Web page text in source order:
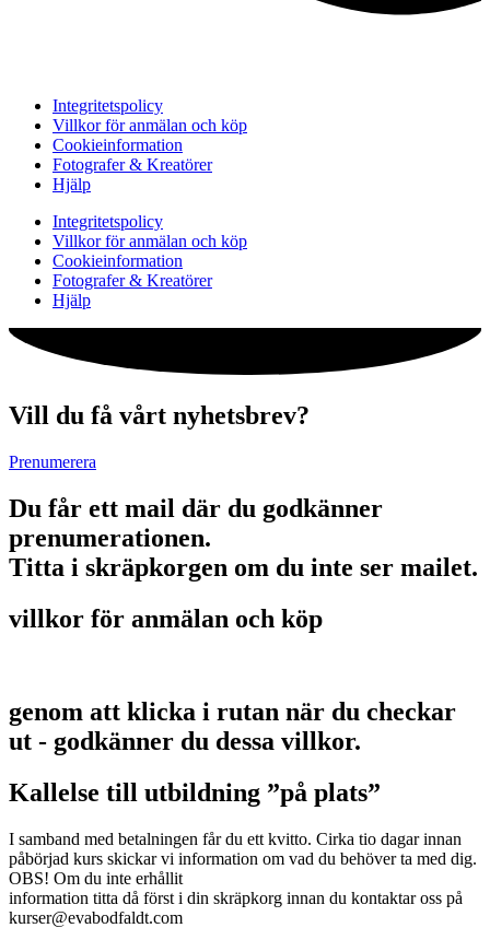
Integritetspolicy
Villkor för anmälan och köp
Cookieinformation
Fotografer & Kreatörer
Hjälp
Integritetspolicy
Villkor för anmälan och köp
Cookieinformation
Fotografer & Kreatörer
Hjälp
Vill du få vårt nyhetsbrev?
Prenumerera
Du får ett mail där du godkänner
prenumerationen.
Titta i skräpkorgen om du inte ser mailet.
villkor för anmälan och köp
genom att klicka i rutan när du checkar
ut - godkänner du dessa villkor.
Kallelse till utbildning ”på plats”
I samband med betalningen får du ett kvitto. Cirka tio dagar innan
påbörjad kurs skickar vi information om vad du behöver ta med dig.
OBS! Om du inte erhållit
information titta då först i din skräpkorg innan du kontaktar oss på
kurser@evabodfaldt.com